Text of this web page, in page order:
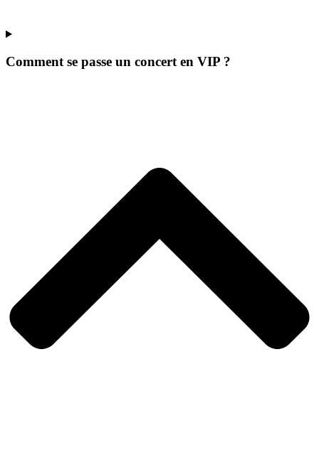
Comment se passe un concert en VIP ?